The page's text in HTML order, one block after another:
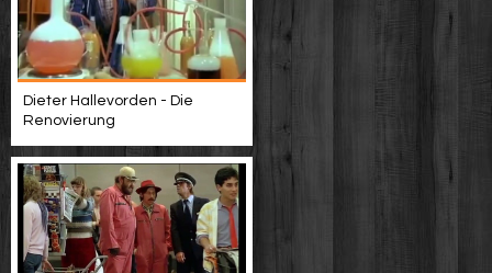
Dieter Hallevorden - Die
Renovierung